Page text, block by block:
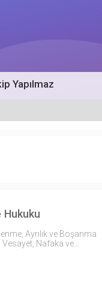
Yapılmaz
Hukuku
Ayrılık ve Boşanma
Nafaka ve…